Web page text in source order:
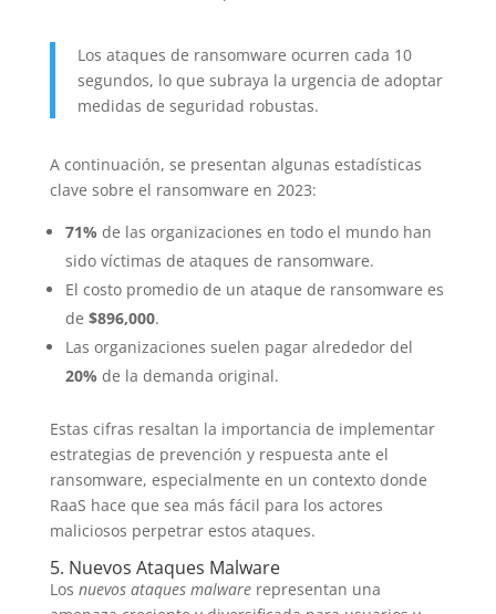
Los ataques de ransomware ocurren cada 10
segundos, lo que subraya la urgencia de adoptar
medidas de seguridad robustas.
A continuación, se presentan algunas estadísticas
clave sobre el ransomware en 2023:
71% de las organizaciones en todo el mundo han
sido víctimas de ataques de ransomware.
El costo promedio de un ataque de ransomware es
de $896,000.
Las organizaciones suelen pagar alrededor del
20% de la demanda original.
Estas cifras resaltan la importancia de implementar
estrategias de prevención y respuesta ante el
ransomware, especialmente en un contexto donde
RaaS hace que sea más fácil para los actores
maliciosos perpetrar estos ataques.
5. Nuevos Ataques Malware
Los nuevos ataques malwarerepresentan una